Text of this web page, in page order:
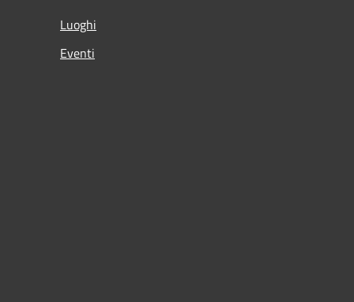
Luoghi
Eventi